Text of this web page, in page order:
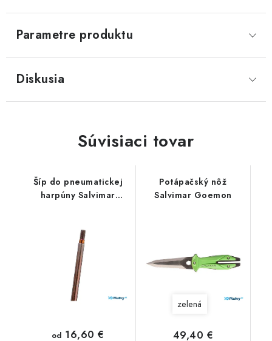
Parametre produktu
Diskusia
Súvisiaci tovar
Šíp do pneumatickej
harpúny Salvimar
od 16,60 €
Potápačský nôž
Salvimar Goemon
zelená
49,40 €